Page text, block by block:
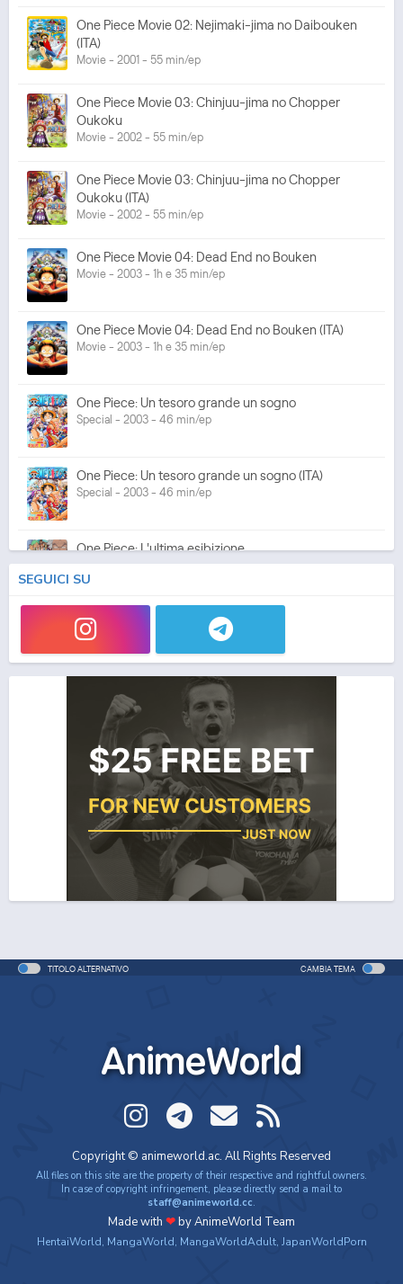
One Piece Movie 02: Nejimaki-jima no Daibouken
(ITA)
Movie - 2001 - 55 min/ep
One Piece Movie 03: Chinjuu-jima no Chopper
Oukoku
Movie - 2002 - 55 min/ep
One Piece Movie 03: Chinjuu-jima no Chopper
Oukoku (ITA)
Movie - 2002 - 55 min/ep
One Piece Movie 04: Dead End no Bouken
Movie - 2003 - 1h e 35 min/ep
One Piece Movie 04: Dead End no Bouken (ITA)
Movie - 2003 - 1h e 35 min/ep
One Piece: Un tesoro grande un sogno
Special - 2003 - 46 min/ep
One Piece: Un tesoro grande un sogno (ITA)
Special - 2003 - 46 min/ep
One Piece: L'ultima esibizione
Special - 2003 - 45 min/ep
One Piece: L'ultima esibizione (ITA)
Special - 2003 - 45 min/ep
One Piece Movie 05: Norowareta Seiken
Movie - 2004 - 1h e 35 min/ep
One Piece Movie 05: Norowareta Seiken (ITA)
Movie - 2004 - 1h e 35 min/ep
One Piece Movie 06: Omatsuri Danshaku to Himitsu
no Shima (ITA)
Movie - 2005 - 1h e 31 min/ep
One Piece: Le avventure del detective Cappello di
Special - 2005 - 42 min/ep
One Piece Movie 07: Karakuri-jou no Mecha Kyohei
Movie - 2006 - 1h e 34 min/ep
One Piece Movie 07: Karakuri-jou no Mecha Kyohei
(ITA)
SEGUICI SU
TITOLO ALTERNATIVO CAMBIA TEMA
AnimeWorld
Copyright © animeworld.ac. All Rights Reserved
All files on this site are the property of their respective and rightful owners.
In case of copyright infringement, please directly send a mail to
staff@animeworld.cc.
Made with ❤by AnimeWorld Team
HentaiWorld, MangaWorld, MangaWorldAdult, JapanWorldPorn